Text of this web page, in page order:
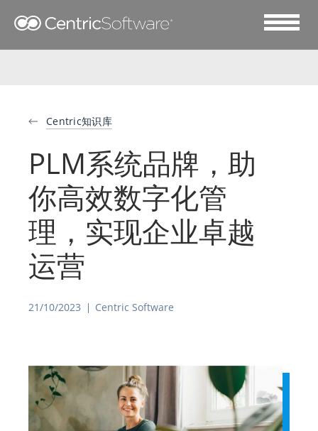
Centric知识库
PLM系统品牌，助
你高效数字化管
理，实现企业卓越
运营
21/10/2023 Centric Software